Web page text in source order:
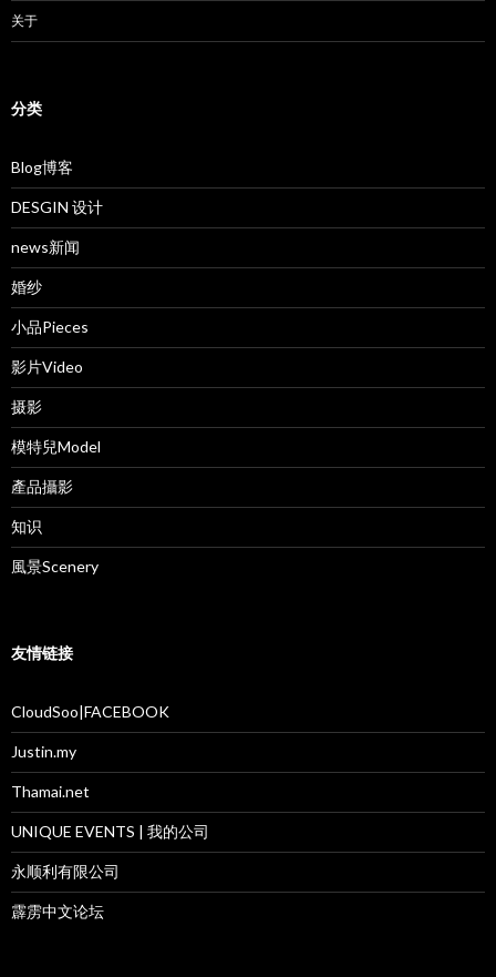
关于
分类
Blog博客
DESGIN 设计
news新闻
婚纱
小品Pieces
影片Video
摄影
模特兒Model
產品攝影
知识
風景Scenery
友情链接
CloudSoo|FACEBOOK
Justin.my
Thamai.net
UNIQUE EVENTS | 我的公司
永顺利有限公司
霹雳中文论坛